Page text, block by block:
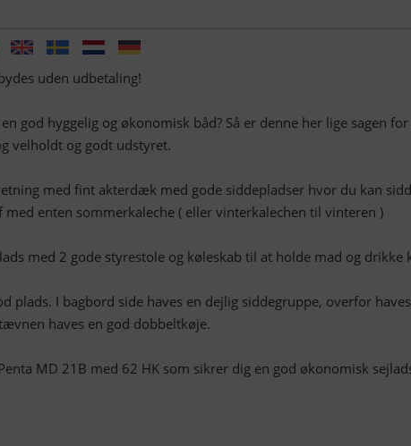
uden udbetaling!
god hyggelig og økonomisk båd? Så er denne her lige sagen for
velholdt og godt udstyret.
med fint akterdæk med gode siddepladser hvor du kan
med enten sommerkaleche ( eller vinterkalechen til vinteren )
med 2 gode styrestole og køleskab til at holde mad og drikke
plads. I bagbord side haves en dejlig siddegruppe, overfor haves
haves en god dobbeltkøje.
MD 21B med 62 HK som sikrer dig en god økonomisk